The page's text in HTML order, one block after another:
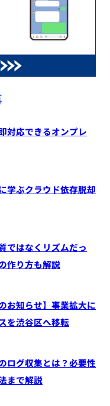
対応できるオンプレ
学ぶクラウド依存脱却
ではなくリズムだっ
作り方も解説
お知らせ】事業拡大に
を渋谷区へ移転
ログ収集とは？必要性
まで解説